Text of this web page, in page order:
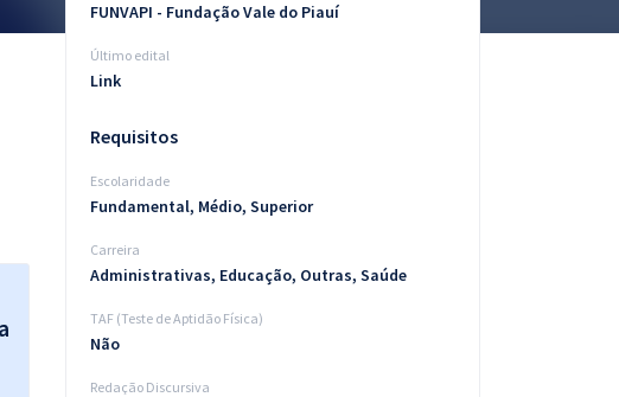
FUNVAPI - Fundação Vale do Piauí
Último edital
Link
Requisitos
Escolaridade
Fundamental, Médio, Superior
Carreira
Administrativas, Educação, Outras, Saúde
TAF (Teste de Aptidão Física)
Não
Redação Discursiva